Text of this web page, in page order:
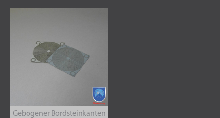
Gebogener Bordsteinkanten